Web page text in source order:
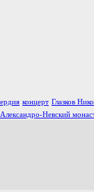
концерт Глазков
Александро-Невский